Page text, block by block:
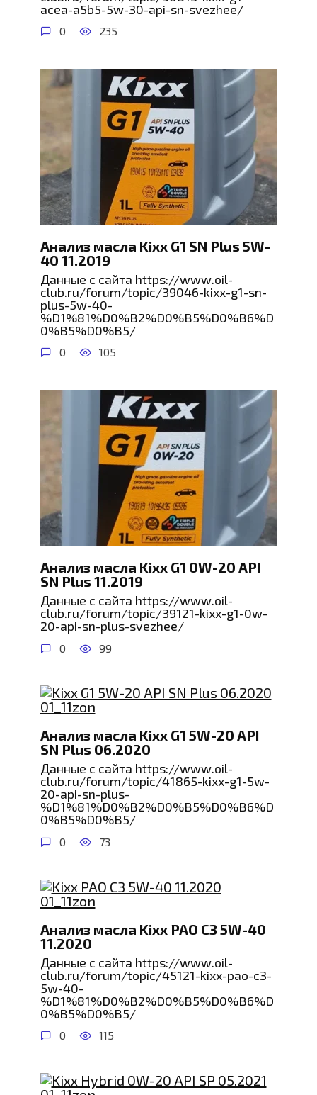
acea-a5b5-5w-30-api-sn-svezhee/
0 235
Анализ масла Kixx G1 SN Plus 5W-
40 11.2019
Данные с сайта https://www.oil-
club.ru/forum/topic/39046-kixx-g1-sn-
plus-5w-40-
%D1%81%D0%B2%D0%B5%D0%B6%D
0%B5%D0%B5/
0 105
Анализ масла Kixx G1 0W-20 API
SN Plus 11.2019
Данные с сайта https://www.oil-
club.ru/forum/topic/39121-kixx-g1-0w-
20-api-sn-plus-svezhee/
0 99
Анализ масла Kixx G1 5W-20 API
SN Plus 06.2020
Данные с сайта https://www.oil-
club.ru/forum/topic/41865-kixx-g1-5w-
20-api-sn-plus-
%D1%81%D0%B2%D0%B5%D0%B6%D
0%B5%D0%B5/
0 73
Анализ масла Kixx PAO C3 5W-40
11.2020
Данные с сайта https://www.oil-
club.ru/forum/topic/45121-kixx-pao-c3-
5w-40-
%D1%81%D0%B2%D0%B5%D0%B6%D
0%B5%D0%B5/
0 115